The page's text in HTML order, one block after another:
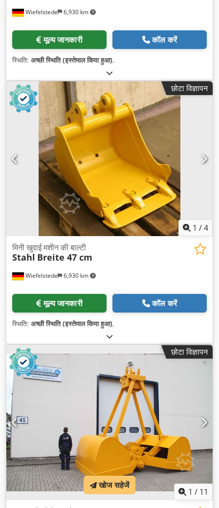
Wiefelstede 6,930 km
मूल्य जानकारी कॉल करें
स्थिति: अच्छी स्थिति (इस्तेमाल किया हुआ),
छोटा विज्ञापन
1 /4
Wiefelstede 6,930 km
मिनी खुदाई मशीन की बाल्टी
Stahl Breite 47 cm
मूल्य जानकारी कॉल करें
स्थिति: अच्छी स्थिति (इस्तेमाल किया हुआ),
छोटा विज्ञापन
1 / 11
खोज सहेजें